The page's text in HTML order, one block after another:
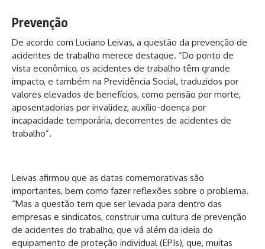
Prevenção
De acordo com Luciano Leivas, a questão da prevenção de
acidentes de trabalho merece destaque. “Do ponto de
vista econômico, os acidentes de trabalho têm grande
impacto, e também na Previdência Social, traduzidos por
valores elevados de benefícios, como pensão por morte,
aposentadorias por invalidez, auxílio-doença por
incapacidade temporária, decorrentes de acidentes de
trabalho”.
Leivas afirmou que as datas comemorativas são
importantes, bem como fazer reflexões sobre o problema.
“Mas a questão tem que ser levada para dentro das
empresas e sindicatos, construir uma cultura de prevenção
de acidentes do trabalho, que vá além da ideia do
equipamento de proteção individual (EPIs), que, muitas